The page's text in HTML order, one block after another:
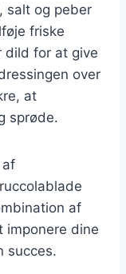
salt og peber
friske
dild for at give
over
at
sprøde.
af
af
imponere dine
succes.